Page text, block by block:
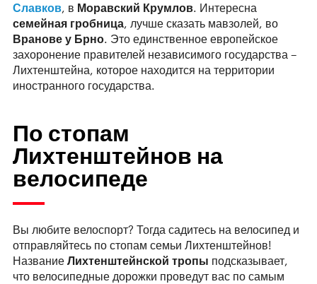
Славков, в Моравский Крумлов. Интересна
семейная гробница, лучше сказать мавзолей, во
Вранове у Брно. Это единственное европейское
захоронение правителей независимого государства –
Лихтенштейна, которое находится на территории
иностранного государства.
По стопам
Лихтенштейнов на
велосипеде
Вы любите велоспорт? Тогда садитесь на велосипед и
отправляйтесь по стопам семьи Лихтенштейнов!
Название Лихтенштейнской тропы подсказывает,
что велосипедные дорожки проведут вас по самым